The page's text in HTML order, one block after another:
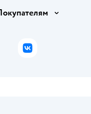
Правила продажи
файлов cookie
Вакансии
Бонусные карты
ВКонтакте